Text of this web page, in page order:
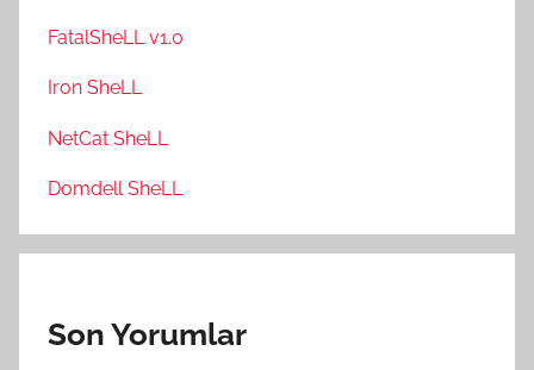
FatalSheLL v1.0
Iron SheLL
NetCat SheLL
Domdell SheLL
Son Yorumlar